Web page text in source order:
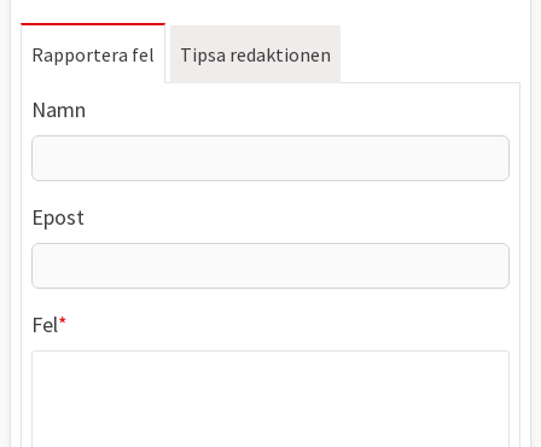
Rapportera fel Tipsa redaktionen
Namn
Epost
Fel